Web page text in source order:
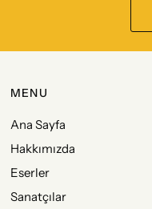
MENU
Ana Sayfa
Hakkımızda
Eserler
Sanatçılar